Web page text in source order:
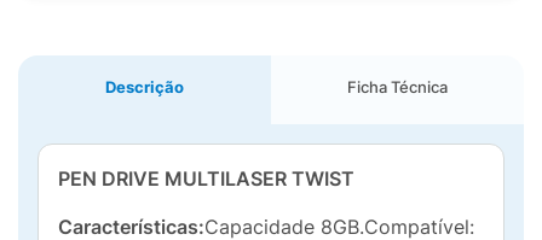
Descrição Ficha Técnica
PEN DRIVE MULTILASER TWIST
Características:Capacidade 8GB.Compatível: